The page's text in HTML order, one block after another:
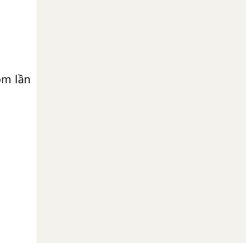
lần